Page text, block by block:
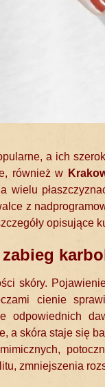
a ich
również w
wielu
z
opisujące
skóry.
cienie
odpowiednich
a skóra staje się
zmniejszenia